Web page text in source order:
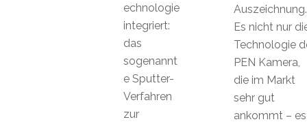
Auszeichnung.
Es nicht nur
Technologie
PEN Kamera,
die im Markt
sehr gut
ankommt – es
echnologie
integriert:
das
sogenannt
e Sputter-
Verfahren
zur